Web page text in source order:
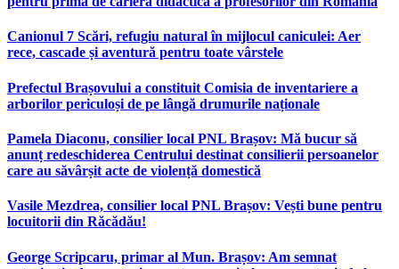
Canionul 7 Scări, refugiu natural în mijlocul caniculei: Aer
rece, cascade și aventură pentru toate vârstele
Prefectul Brașovului a constituit Comisia de inventariere a
arborilor periculoși de pe lângă drumurile naționale
Pamela Diaconu, consilier local PNL Brașov: Mă bucur să
anunț redeschiderea Centrului destinat consilierii persoanelor
care au săvârșit acte de violență domestică
Vasile Mezdrea, consilier local PNL Brașov: Vești bune pentru
locuitorii din Răcădău!
George Scripcaru, primar al Mun. Brașov: Am semnat